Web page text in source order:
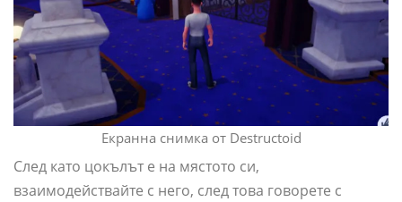
Екранна снимка от Destructoid
След като цокълът е на мястото си,
взаимодействайте с него, след това говорете с